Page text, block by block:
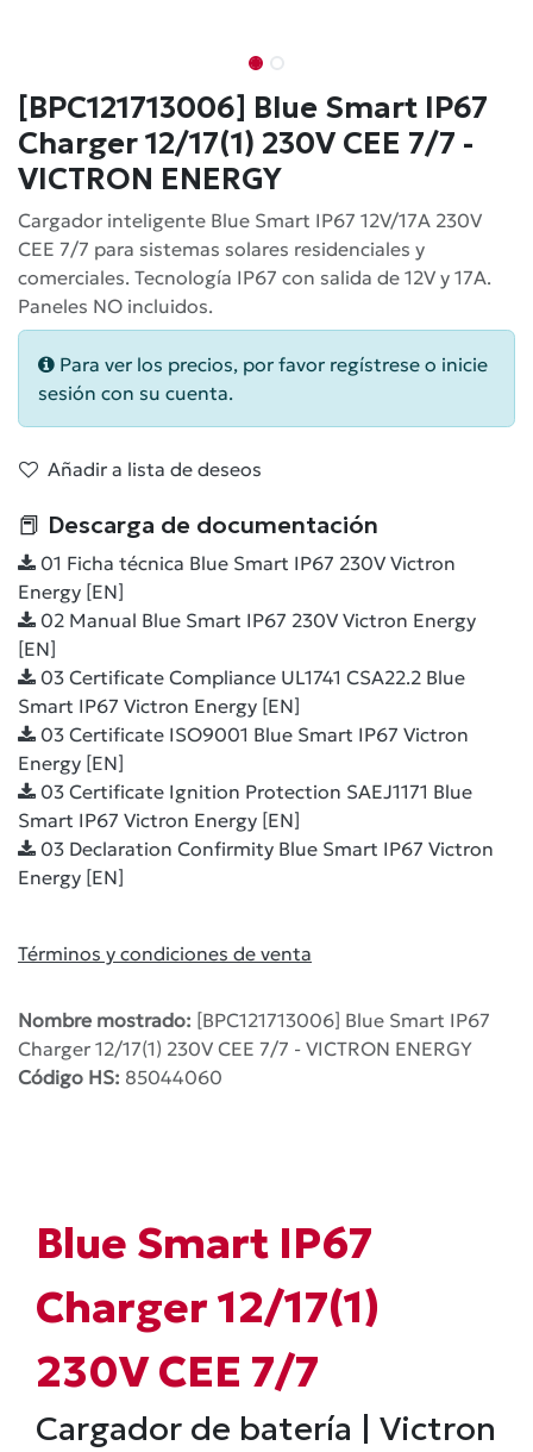
[BPC121713006] Blue Smart IP67
Charger 12/17(1) 230V CEE 7/7 -
VICTRON ENERGY
Cargador inteligente Blue Smart IP67 12V/17A 230V
CEE 7/7 para sistemas solares residenciales y
comerciales. Tecnología IP67 con salida de 12V y 17A.
Paneles NO incluidos.
Para ver los precios, por favor regístrese o inicie
sesión con su cuenta.
Añadir a lista de deseos
📕 Descarga de documentación
01 Ficha técnica Blue Smart IP67 230V Victron
Energy [EN]
02 Manual Blue Smart IP67 230V Victron Energy
[EN]
03 Certificate Compliance UL1741 CSA22.2 Blue
Smart IP67 Victron Energy [EN]
03 Certificate ISO9001 Blue Smart IP67 Victron
Energy [EN]
03 Certificate Ignition Protection SAEJ1171 Blue
Smart IP67 Victron Energy [EN]
03 Declaration Confirmity Blue Smart IP67 Victron
Energy [EN]
Términos y condiciones de venta
Nombre mostrado: [BPC121713006] Blue Smart IP67
Charger 12/17(1) 230V CEE 7/7 - VICTRON ENERGY
Código HS: 85044060
Blue Smart IP67
Charger 12/17(1)
230V CEE 7/7
Cargador de batería | Victron